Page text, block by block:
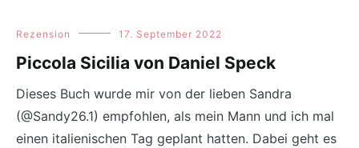
Rezension 17. September 2022
Piccola Sicilia von Daniel Speck
Dieses Buch wurde mir von der lieben Sandra
(@Sandy26.1) empfohlen, als mein Mann und ich mal
einen italienischen Tag geplant hatten. Dabei geht es